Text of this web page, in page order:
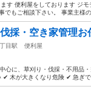
す 便利屋をしております ジ
もご相談下さい。 事業主様
採・空き家管理
目駅
便利屋
心に、草刈り・伐採・不用品
木が大きくなり危険 ✔ 急ぎ